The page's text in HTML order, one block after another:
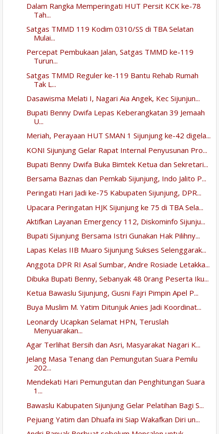
Dalam Rangka Memperingati HUT Persit KCK ke-78
Tah...
Satgas TMMD 119 Kodim 0310/SS di TBA Selatan
Mulai...
Percepat Pembukaan Jalan, Satgas TMMD ke-119
Turun...
Satgas TMMD Reguler ke-119 Bantu Rehab Rumah
Tak L...
Dasawisma Melati I, Nagari Aia Angek, Kec Sijunjun...
Bupati Benny Dwifa Lepas Keberangkatan 39 Jemaah
U...
Meriah, Perayaan HUT SMAN 1 Sijunjung ke-42 digela...
KONI Sijunjung Gelar Rapat Internal Penyusunan Pro...
Bupati Benny Dwifa Buka Bimtek Ketua dan Sekretari...
Bersama Baznas dan Pemkab Sijunjung, Indo Jalito P...
Peringati Hari Jadi ke-75 Kabupaten Sijunjung, DPR...
Upacara Peringatan HJK Sijunjung ke 75 di TBA Sela...
Aktifkan Layanan Emergency 112, Diskominfo Sijunju...
Bupati Sijunjung Bersama Istri Gunakan Hak Pilihny...
Lapas Kelas IIB Muaro Sijunjung Sukses Selenggarak...
Anggota DPR RI Asal Sumbar, Andre Rosiade Letakka...
Dibuka Bupati Benny, Sebanyak 48 0rang Peserta Iku...
Ketua Bawaslu Sijunjung, Gusni Fajri Pimpin Apel P...
Buya Muslim M. Yatim Ditunjuk Anies Jadi Koordinat...
Leonardy Ucapkan Selamat HPN, Teruslah
Menyuarakan...
Agar Terlihat Bersih dan Asri, Masyarakat Nagari K...
Jelang Masa Tenang dan Pemungutan Suara Pemilu
202...
Mendekati Hari Pemungutan dan Penghitungan Suara
1...
Bawaslu Kabupaten Sijunjung Gelar Pelatihan Bagi S...
Pejuang Yatim dan Dhuafa ini Siap Wakafkan Diri un...